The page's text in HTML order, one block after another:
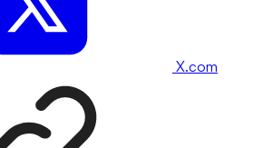
X.com